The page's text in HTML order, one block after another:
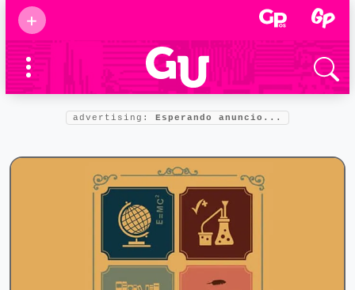
+
Supermamás
2025
Marcas de
confianza
Foro salud
advertising: Esperando anuncio...